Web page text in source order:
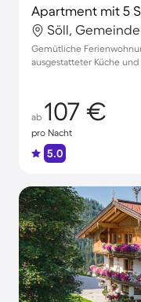
Söll,
Gemütliche
ausgestatteter Küche
ab 107 €
pro Nacht
5.0